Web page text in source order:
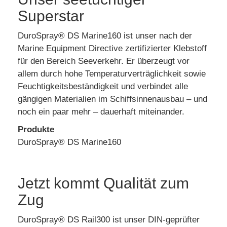
Superstar
DuroSpray® DS Marine160 ist unser nach der
Marine Equipment Directive zertifizierter Klebstoff
für den Bereich Seeverkehr. Er überzeugt vor
allem durch hohe Temperaturverträglichkeit sowie
Feuchtigkeitsbeständigkeit und verbindet alle
gängigen Materialien im Schiffsinnenausbau – und
noch ein paar mehr – dauerhaft miteinander.
Produkte
DuroSpray® DS Marine160
Jetzt kommt Qualität zum
Zug
DuroSpray® DS Rail300 ist unser DIN-geprüfter